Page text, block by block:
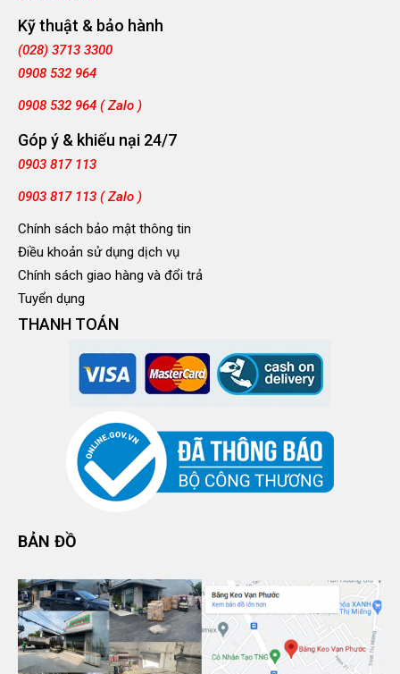
Kỹ thuật & bảo hành
(028) 3713 3300
0908 532 964
0908 532 964 ( Zalo )
Góp ý & khiếu nại 24/7
0903 817 113
0903 817 113 ( Zalo )
Chính sách bảo mật thông tin
Điều khoản sử dụng dịch vụ
Chính sách giao hàng và đổi trả
Tuyển dụng
THANH TOÁN
BẢN ĐỒ